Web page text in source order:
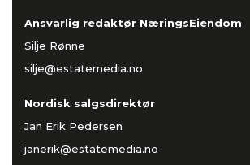
Ansvarlig redaktør NæringsEiendom
Silje Rønne
silje@estatemedia.no
Nordisk salgsdirektør
Jan Erik Pedersen
janerik@estatemedia.no